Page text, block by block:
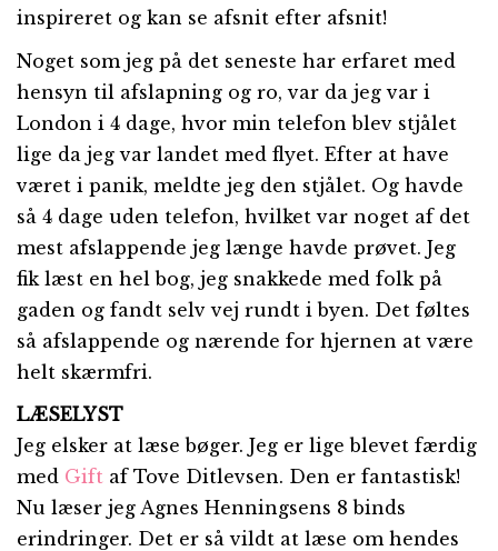
inspireret og kan se afsnit efter afsnit!
Noget som jeg på det seneste har erfaret med
hensyn til afslapning og ro, var da jeg var i
London i 4 dage, hvor min telefon blev stjålet
lige da jeg var landet med flyet. Efter at have
været i panik, meldte jeg den stjålet. Og havde
så 4 dage uden telefon, hvilket var noget af det
mest afslappende jeg længe havde prøvet. Jeg
fik læst en hel bog, jeg snakkede med folk på
gaden og fandt selv vej rundt i byen. Det føltes
så afslappende og nærende for hjernen at være
helt skærmfri.
LÆSELYST
Jeg elsker at læse bøger. Jeg er lige blevet færdig
med Gift af Tove Ditlevsen. Den er fantastisk!
Nu læser jeg Agnes Henningsens 8 binds
erindringer. Det er så vildt at læse om hendes